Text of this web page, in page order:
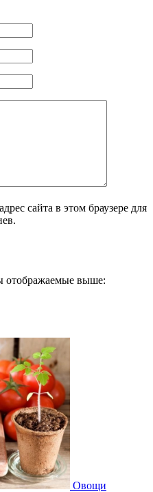
сайта в этом браузере для
отображаемые выше:
Овощи